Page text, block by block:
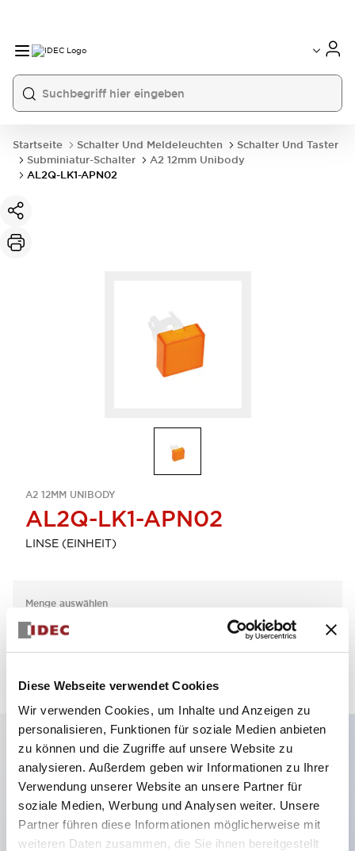
Diese Webseite verwendet Cookies
Wir verwenden Cookies, um Inhalte und Anzeigen zu
personalisieren, Funktionen für soziale Medien anbieten
zu können und die Zugriffe auf unsere Website zu
analysieren. Außerdem geben wir Informationen zu Ihrer
Verwendung unserer Website an unsere Partner für
soziale Medien, Werbung und Analysen weiter. Unsere
Partner führen diese Informationen möglicherweise mit
weiteren Daten zusammen, die Sie ihnen bereitgestellt
Startseite Schalter Und Meldeleuchten
Schalter Und Taster
Subminiatur-Schalter
A2 12mm Unibody
AL2Q-LK1-APN02
A2 12MM UNIBODY
AL2Q-LK1-APN02
LINSE (EINHEIT)
Menge auswählen
zum Zitat hinzufügen
Hauptmerkmale
Schutzart IP40 und IP65 komplett (IEC 60529)